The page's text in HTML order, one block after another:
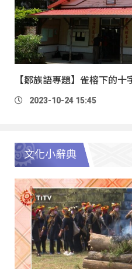
【鄒族語專題】雀榕下的
2023-10-24 15:45
文化小辭典